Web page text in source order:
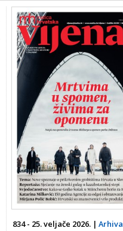
834 - 25. veljače 2026. | Arhiva